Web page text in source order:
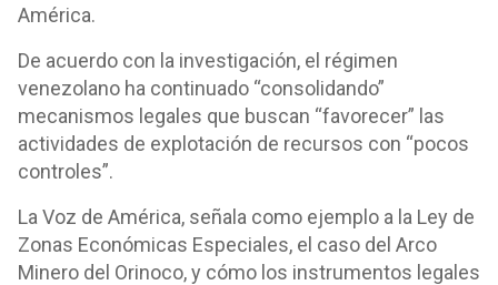
América.
De acuerdo con la investigación, el régimen
venezolano ha continuado “consolidando”
mecanismos legales que buscan “favorecer” las
actividades de explotación de recursos con “pocos
controles”.
La Voz de América, señala como ejemplo a la Ley de
Zonas Económicas Especiales, el caso del Arco
Minero del Orinoco, y cómo los instrumentos legales